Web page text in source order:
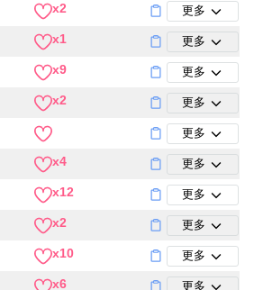
x2 更多
x1 更多
x9 更多
x2 更多
更多
x4 更多
x12 更多
x2 更多
x10 更多
x6 更多